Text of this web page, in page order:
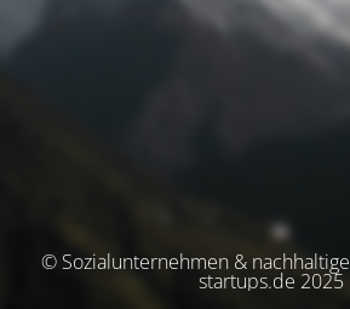
© Sozialunternehmen &
startups.de 2025